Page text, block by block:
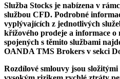
Služba Stocks je nabízena v
službou CFD. Podrobné
vyplývajících z jednotlivých
křížového prodeje a informace o
spojených s těmito službami
OANDA TMS Brokers v sekci
Rozdílové smlouvy jsou